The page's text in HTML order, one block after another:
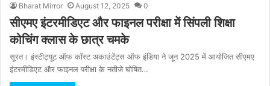
Bharat Mirror August 12, 2025 0
सीएमए इंटरमीडिएट और फाइनल परीक्षा में सिंपली शिक्षा
कोचिंग क्लास के छात्र चमके
सूरत। इंस्टीट्यूट ऑफ कॉस्ट अकाउंटेंट्स ऑफ इंडिया ने जून 2025 में आयोजित सीएमए
इंटरमीडिएट और फाइनल परीक्षा के नतीजे घोषित…